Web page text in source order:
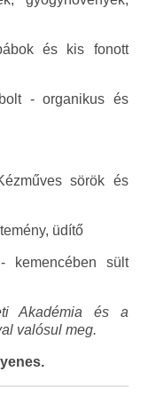
és kis fonott
- organikus és
sörök és
üdítő
kemencében sült
Akadémia és a
valósul meg.